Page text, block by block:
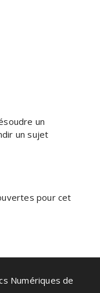
un
un sujet
pour cet
Numériques de